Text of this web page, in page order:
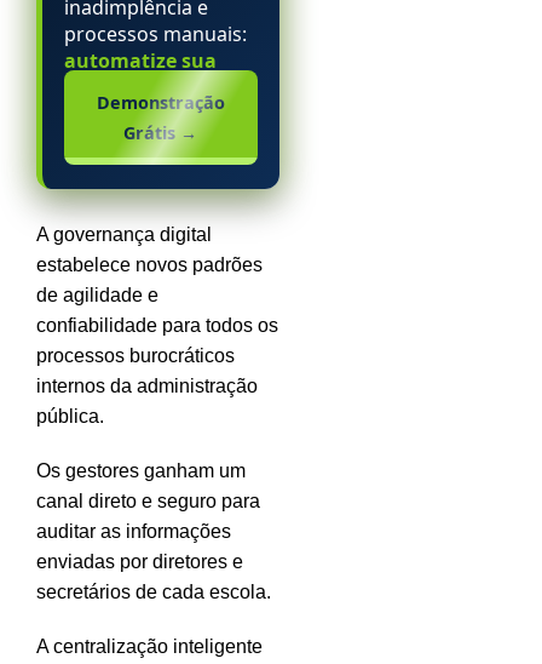
inadimplência e
processos manuais:
automatize sua
escola particular.
Demonstração
Grátis →
A governança digital
estabelece novos padrões
de agilidade e
confiabilidade para todos os
processos burocráticos
internos da administração
pública.
Os gestores ganham um
canal direto e seguro para
auditar as informações
enviadas por diretores e
secretários de cada escola.
A centralização inteligente